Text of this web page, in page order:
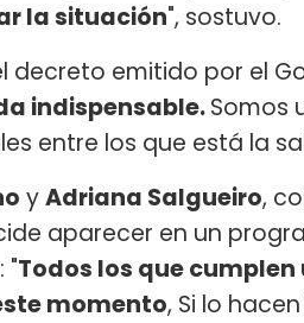
la situación", sostuvo.
decreto emitido por el
indispensable.Somos
entre los que está la
yAdriana Salgueiro,
aparecer en un
"Todos los que
momento, Si lo